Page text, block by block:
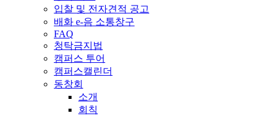
입찰 및 전자견적 공고
배화 e-음 소통창구
FAQ
청탁금지법
캠퍼스 투어
캠퍼스캘린더
동창회
소개
회칙